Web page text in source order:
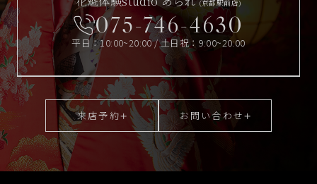
(京都駅前店)
075-746-4630
平日：10:00~20:00 / 土日祝：9:00~20:00
来店予約 お問い合わせ